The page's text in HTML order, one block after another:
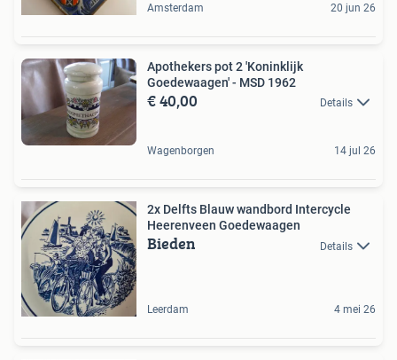
Amsterdam 20 jun 26
Apothekers pot 2 'Koninklijk
Goedewaagen' - MSD 1962
€ 40,00 Details
Wagenborgen 14 jul 26
2x Delfts Blauw wandbord Intercycle
Heerenveen Goedewaagen
Bieden Details
Leerdam 4 mei 26